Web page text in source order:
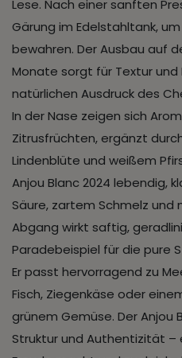
Lese. Nach einer sanften
Gärung im Edelstahltank,
bewahren. Der Ausbau auf
Monate sorgt für Textur und
natürlichen Ausdruck des
In der Nase zeigen sich
Zitrusfrüchten, ergänzt
Lindenblüte und weißem
Anjou Blanc 2024 lebendig,
Säure, zartem Schmelz und
Abgang wirkt saftig,
Paradebeispiel für die pure
Er passt hervorragend zu
Fisch, Ziegenkäse oder
grünem Gemüse. Der Anjou
Struktur und Authentizität –